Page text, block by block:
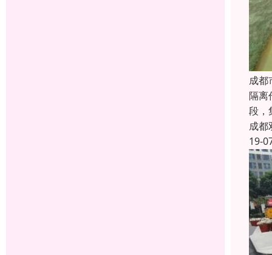
成都
隔离
段，
成都
19-